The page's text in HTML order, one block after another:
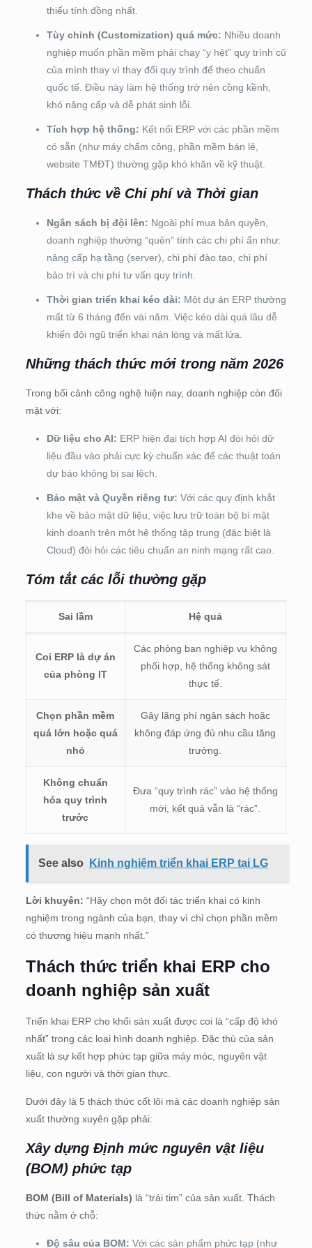
thiếu tính đồng nhất.
Tùy chỉnh (Customization) quá mức: Nhiều doanh
nghiệp muốn phần mềm phải chạy “y hệt” quy trình cũ
của mình thay vì thay đổi quy trình để theo chuẩn
quốc tế. Điều này làm hệ thống trở nên cồng kềnh,
khó nâng cấp và dễ phát sinh lỗi.
Tích hợp hệ thống: Kết nối ERP với các phần mềm
có sẵn (như máy chấm công, phần mềm bán lẻ,
website TMĐT) thường gặp khó khăn về kỹ thuật.
Thách thức về Chi phí và Thời gian
Ngân sách bị đội lên: Ngoài phí mua bản quyền,
doanh nghiệp thường “quên” tính các chi phí ẩn như:
nâng cấp hạ tầng (server), chi phí đào tạo, chi phí
bảo trì và chi phí tư vấn quy trình.
Thời gian triển khai kéo dài: Một dự án ERP thường
mất từ 6 tháng đến vài năm. Việc kéo dài quá lâu dễ
khiến đội ngũ triển khai nản lòng và mất lửa.
Những thách thức mới trong năm 2026
Trong bối cảnh công nghệ hiện nay, doanh nghiệp còn đối
mặt với:
Dữ liệu cho AI: ERP hiện đại tích hợp AI đòi hỏi dữ
liệu đầu vào phải cực kỳ chuẩn xác để các thuật toán
dự báo không bị sai lệch.
Bảo mật và Quyền riêng tư: Với các quy định khắt
khe về bảo mật dữ liệu, việc lưu trữ toàn bộ bí mật
kinh doanh trên một hệ thống tập trung (đặc biệt là
Cloud) đòi hỏi các tiêu chuẩn an ninh mạng rất cao.
Tóm tắt các lỗi thường gặp
Sai lầm Hệ quả
Coi ERP là dự án
của phòng IT
Các phòng ban nghiệp vụ không
phối hợp, hệ thống không sát
thực tế.
Chọn phần mềm
quá lớn hoặc quá
nhỏ
Gây lãng phí ngân sách hoặc
không đáp ứng đủ nhu cầu tăng
trưởng.
Không chuẩn
hóa quy trình
trước
Đưa “quy trình rác” vào hệ thống
mới, kết quả vẫn là “rác”.
See also Kinh nghiệm triển khai ERP tại LG
Lời khuyên: “Hãy chọn một đối tác triển khai có kinh
nghiệm trong ngành của bạn, thay vì chỉ chọn phần mềm
có thương hiệu mạnh nhất.”
Thách thức triển khai ERP cho
doanh nghiệp sản xuất
Triển khai ERP cho khối sản xuất được coi là “cấp độ khó
nhất” trong các loại hình doanh nghiệp. Đặc thù của sản
xuất là sự kết hợp phức tạp giữa máy móc, nguyên vật
liệu, con người và thời gian thực.
Dưới đây là 5 thách thức cốt lõi mà các doanh nghiệp sản
xuất thường xuyên gặp phải:
Xây dựng Định mức nguyên vật liệu
(BOM) phức tạp
BOM (Bill of Materials) là “trái tim” của sản xuất. Thách
thức nằm ở chỗ:
Độ sâu của BOM: Với các sản phẩm phức tạp (như